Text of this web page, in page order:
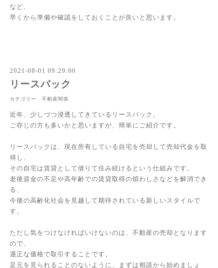
など、
早くから準備や確認をしておくことが良いと思います。
2021-08-01 09:29:00
リースバック
カテゴリー 不動産関係
近年、少しづつ浸透してきているリースバック。
ご存じの方も多いかと思いますが、簡単にご紹介です。
リースバックは、現在所有している自宅を売却して売却代金を取
得し、
その自宅は賃貸として借りて住み続けるという仕組みです。
老後資金の不足や高年齢での賃貸取得の煩わしさなどを解消でき
る、
今後の高齢化社会を見越して期待されている新しいスタイルで
す。
ただし気をつけなければいけないのは、不動産の売却となります
ので、
適正な価格で取引することです。
足元を見られることのないように、まずは相談から始めましょ